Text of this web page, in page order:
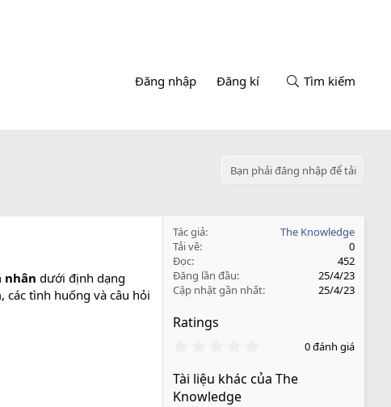
Đăng nhập Đăng kí Tìm kiếm
Bạn phải đăng nhập để tải
nhân dưới định dạng
tình huống và câu hỏi
Tác giả
The Knowledge
Tải về
0
Đọc
452
Đăng lần đầu
25/4/23
Cập nhật gần nhất
25/4/23
Ratings
0
0
0 đánh giá
Tài liệu khác của The
Knowledge